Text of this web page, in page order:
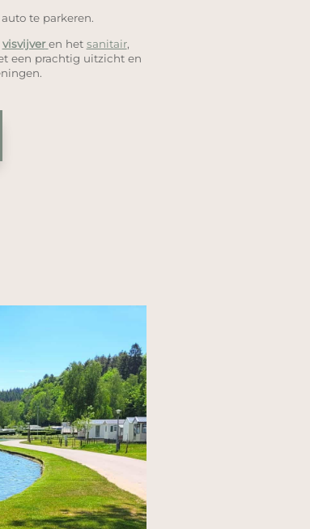
te parkeren.
visvijver en het sanitair,
een prachtig uitzicht en